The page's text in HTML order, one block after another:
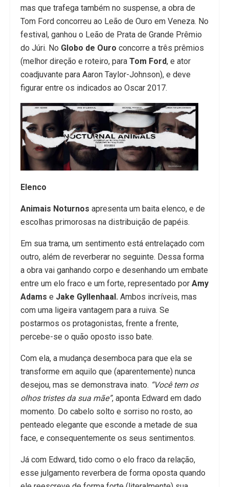
mas que trafega também no suspense, a obra de
Tom Ford concorreu ao Leão de Ouro em Veneza. No
festival, ganhou o Leão de Prata de Grande Prêmio
do Júri. No Globo de Ouro concorre a três prêmios
(melhor direção e roteiro, para Tom Ford, e ator
coadjuvante para Aaron Taylor-Johnson), e deve
figurar entre os indicados ao Oscar 2017.
Elenco
Animais Noturnos apresenta um baita elenco, e de
escolhas primorosas na distribuição de papéis.
Em sua trama, um sentimento está entrelaçado com
outro, além de reverberar no seguinte. Dessa forma
a obra vai ganhando corpo e desenhando um embate
entre um elo fraco e um forte, representado por Amy
Adams e Jake Gyllenhaal. Ambos incríveis, mas
com uma ligeira vantagem para a ruiva. Se
postarmos os protagonistas, frente a frente,
percebe-se o quão oposto isso bate.
Com ela, a mudança desemboca para que ela se
transforme em aquilo que (aparentemente) nunca
desejou, mas se demonstrava inato. “Você tem os
olhos tristes da sua mãe”, aponta Edward em dado
momento. Do cabelo solto e sorriso no rosto, ao
penteado elegante que esconde a metade de sua
face, e consequentemente os seus sentimentos.
Já com Edward, tido como o elo fraco da relação,
esse julgamento reverbera de forma oposta quando